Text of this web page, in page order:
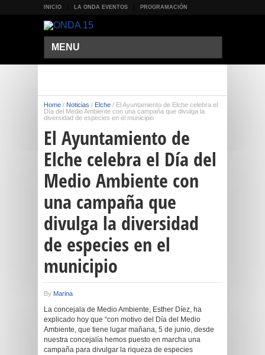
INICIO LA ONDA EVENTOS PROGRAMACIÓN
MENU
Home / Noticias / Elche / El Ayuntamiento de Elche celebra el
Día del Medio Ambiente con una campaña que divulga la
diversidad de especies en el municipio
El Ayuntamiento de
Elche celebra el Día del
Medio Ambiente con
una campaña que
divulga la diversidad
de especies en el
municipio
By Marina
La concejala de Medio Ambiente, Esther Díez, ha
explicado hoy que “con motivo del Día del Medio
Ambiente, que tiene lugar mañana, 5 de junio, desde
nuestra concejalía hemos puesto en marcha una
campaña para divulgar la riqueza de especies